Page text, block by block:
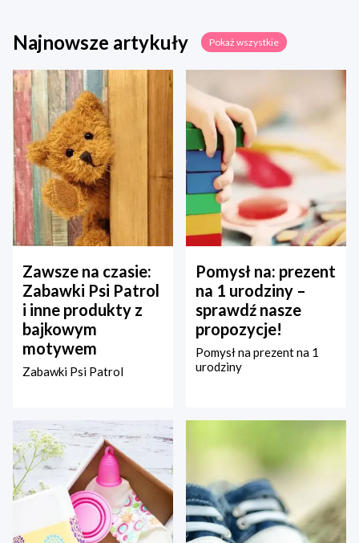
Najnowsze artykuły Pokaż wszystkie
Zawsze na czasie:
Zabawki Psi Patrol
i inne produkty z
bajkowym
motywem
Zabawki Psi Patrol
Pomysł na: prezent
na 1 urodziny –
sprawdź nasze
propozycje!
Pomysł na prezent na 1
urodziny